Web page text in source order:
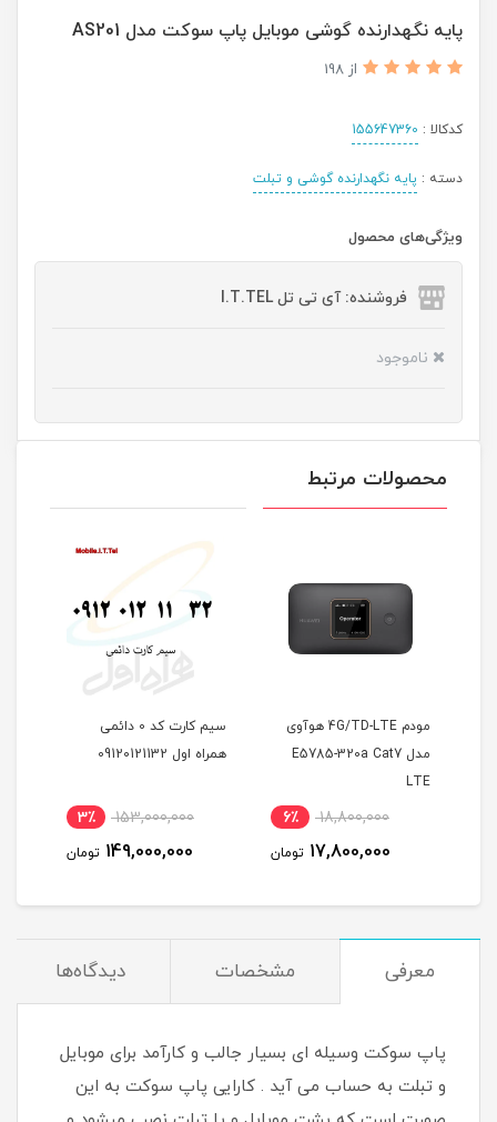
پایه نگهدارنده گوشی موبایل پاپ سوکت مدل AS201
از 198
کدکالا : 155647360
دسته : پایه نگهدارنده گوشی و تبلت
ویژگی‌های محصول
فروشنده: آی تی تل I.T.TEL
ناموجود
محصولات مرتبط
مودم 4G/TD-LTE هوآوی
مدل E5785-320a Cat7
LTE
18,800,000 6٪
17,800,000 تومان
سیم کارت کد 0 دائمی
همراه اول 09120121132
153,000,000 3٪
149,000,000 تومان
معرفی مشخصات دیدگاه‌ها
پاپ سوکت وسیله ای بسیار جالب و کارآمد برای موبایل
و تبلت به حساب می آید . کارایی پاپ سوکت به این